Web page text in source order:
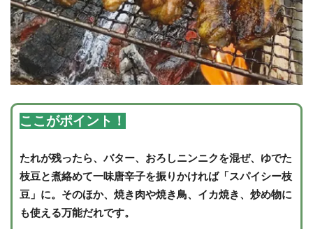
ここがポイント！
たれが残ったら、バター、おろしニンニクを混ぜ、ゆでた
枝豆と煮絡めて一味唐辛子を振りかければ「スパイシー枝
豆」に。そのほか、焼き肉や焼き鳥、イカ焼き、炒め物に
も使える万能だれです。